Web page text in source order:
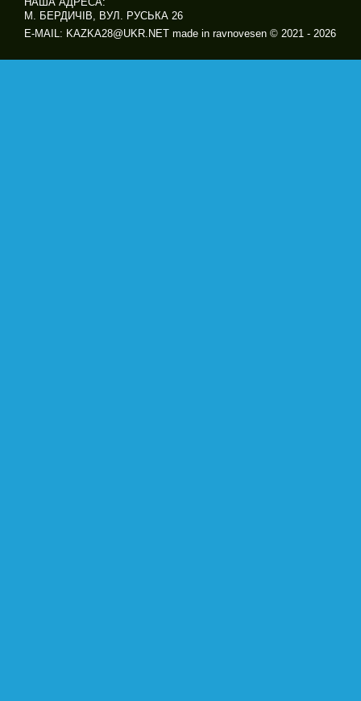
М. БЕРДИЧІВ, ВУЛ. РУСЬКА 26
E-MAIL: KAZKA28@UKR.NET made in ravnovesen © 2021 - 2026